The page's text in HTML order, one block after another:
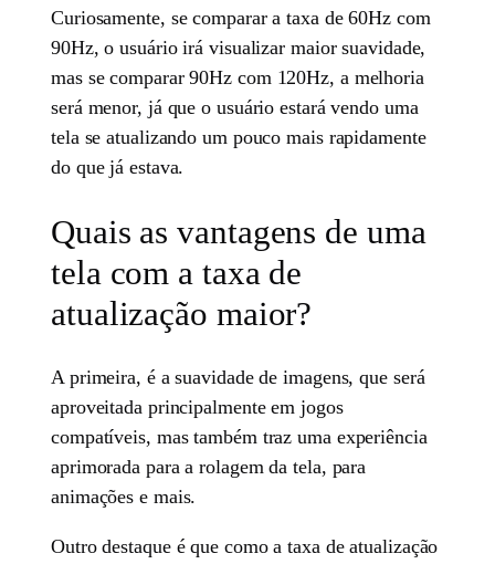
Curiosamente, se comparar a taxa de 60Hz com
90Hz, o usuário irá visualizar maior suavidade,
mas se comparar 90Hz com 120Hz, a melhoria
será menor, já que o usuário estará vendo uma
tela se atualizando um pouco mais rapidamente
do que já estava.
Quais as vantagens de uma
tela com a taxa de
atualização maior?
A primeira, é a suavidade de imagens, que será
aproveitada principalmente em jogos
compatíveis, mas também traz uma experiência
aprimorada para a rolagem da tela, para
animações e mais.
Outro destaque é que como a taxa de atualização